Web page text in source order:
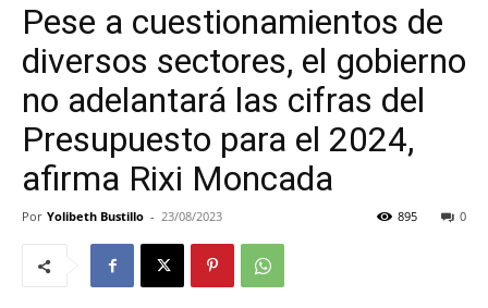
Pese a cuestionamientos de
diversos sectores, el gobierno
no adelantará las cifras del
Presupuesto para el 2024,
afirma Rixi Moncada
Por Yolibeth Bustillo - 23/08/2023 0
895